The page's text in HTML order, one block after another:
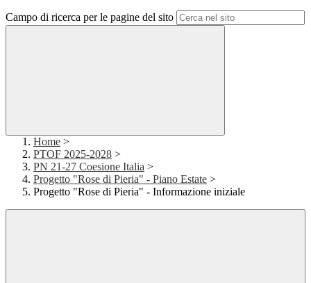
Campo di ricerca per le pagine del sito
Home >
PTOF 2025-2028 >
PN 21-27 Coesione Italia >
Progetto "Rose di Pieria" - Piano Estate >
Progetto "Rose di Pieria" - Informazione iniziale